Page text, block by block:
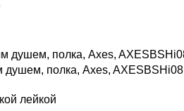
душем, полка, Axes, AXESBSHi08
лейкой